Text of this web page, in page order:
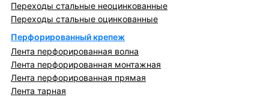
Переходы стальные неоцинкованные
Переходы стальные оцинкованные
Перфорированный крепеж
Лента перфорированная волна
Лента перфорированная монтажная
Лента перфорированная прямая
Лента тарная